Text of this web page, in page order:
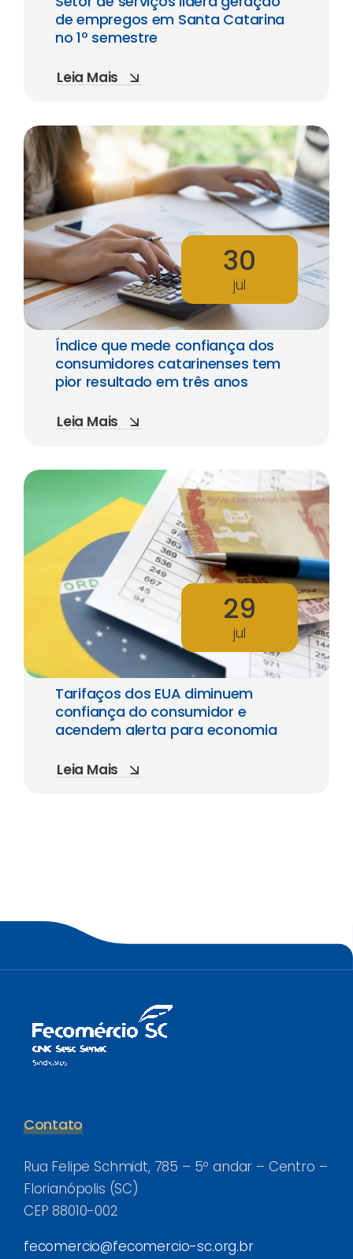
de empregos em Santa Catarina
no 1º semestre
Leia Mais
30
jul
Índice que mede confiança dos
consumidores catarinenses tem
pior resultado em três anos
Leia Mais
29
jul
Tarifaços dos EUA diminuem
confiança do consumidor e
acendem alerta para economia
Leia Mais
Contato
Rua Felipe Schmidt, 785 – 5º andar – Centro –
Florianópolis (SC)
CEP 88010-002
fecomercio@fecomercio-sc.org.br